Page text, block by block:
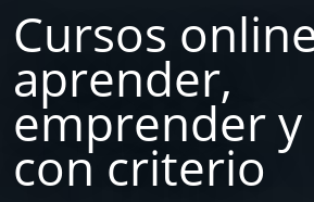
Cursos
aprender,
emprender
con criterio